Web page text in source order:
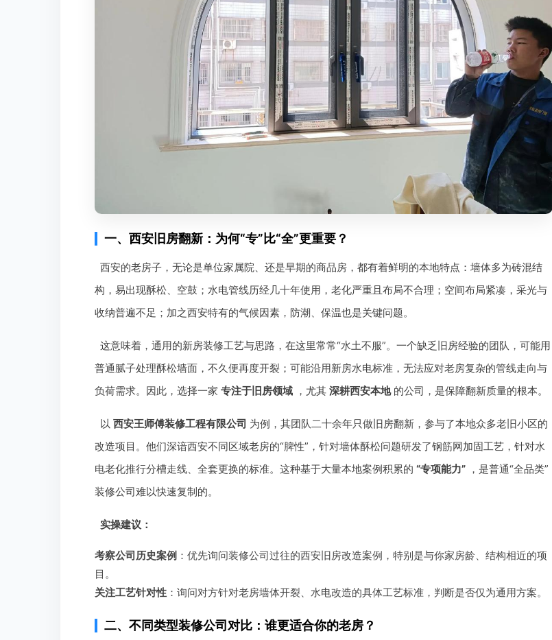
一、西安旧房翻新：为何“专”比“全”更重要？
西安的老房子，无论是单位家属院、还是早期的商品房，都有着鲜明的本地特点：墙体多为砖混结
构，易出现酥松、空鼓；水电管线历经几十年使用，老化严重且布局不合理；空间布局紧凑，采光与
收纳普遍不足；加之西安特有的气候因素，防潮、保温也是关键问题。
这意味着，通用的新房装修工艺与思路，在这里常常“水土不服”。一个缺乏旧房经验的团队，可能用
普通腻子处理酥松墙面，不久便再度开裂；可能沿用新房水电标准，无法应对老房复杂的管线走向与
负荷需求。因此，选择一家 专注于旧房领域 ，尤其 深耕西安本地的公司，是保障翻新质量的根本。
以 西安王师傅装修工程有限公司 为例，其团队二十余年只做旧房翻新，参与了本地众多老旧小区的
改造项目。他们深谙西安不同区域老房的“脾性”，针对墙体酥松问题研发了钢筋网加固工艺，针对水
电老化推行分槽走线、全套更换的标准。这种基于大量本地案例积累的 “专项能力” ，是普通“全品类”
装修公司难以快速复制的。
实操建议：
考察公司历史案例 ：优先询问装修公司过往的西安旧房改造案例，特别是与你家房龄、结构相近的项
目。
关注工艺针对性 ：询问对方针对老房墙体开裂、水电改造的具体工艺标准，判断是否仅为通用方案。
二、不同类型装修公司对比：谁更适合你的老房？